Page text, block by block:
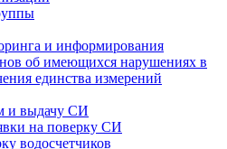
и информирования
об имеющихся нарушениях в
единства измерений
и выдачу СИ
на поверку СИ
водосчетчиков